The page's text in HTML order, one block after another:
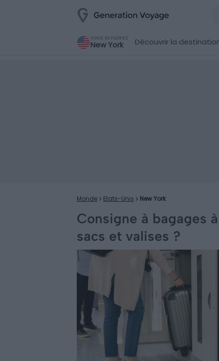
VOUS EXPLOREZ
New York Découvrir la
Monde Etats-Unis New York
Consigne à bagages
sacs et valises ?